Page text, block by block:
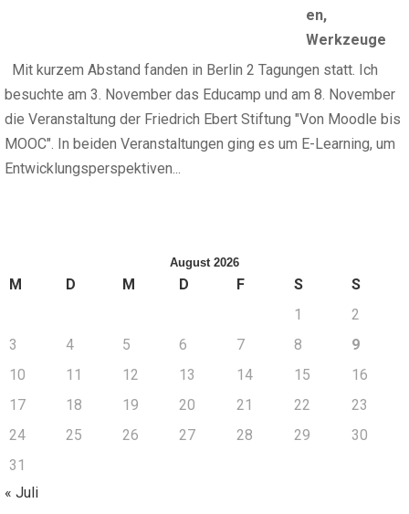
en,
Werkzeuge
Mit kurzem Abstand fanden in Berlin 2 Tagungen statt. Ich
besuchte am 3. November das Educamp und am 8. November
die Veranstaltung der Friedrich Ebert Stiftung "Von Moodle bis
MOOC". In beiden Veranstaltungen ging es um E-Learning, um
Entwicklungsperspektiven...
August 2026
M D M D F S
S
1
2
3
4 5 6 7 8
9
10
11 12 13 14 15
16
17
18 19 20 21 22
23
24
25 26 27 28 29
30
31
« Juli